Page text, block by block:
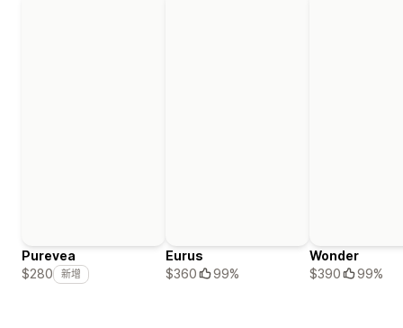
Purevea
$280
新增
Eurus
$360
99%
Wonder
$390
99%